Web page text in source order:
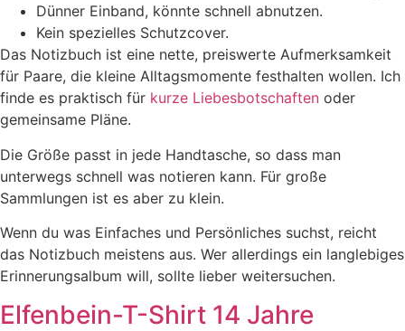
Dünner Einband, könnte schnell abnutzen.
Kein spezielles Schutzcover.
Das Notizbuch ist eine nette, preiswerte Aufmerksamkeit
für Paare, die kleine Alltagsmomente festhalten wollen. Ich
finde es praktisch für kurze Liebesbotschaften oder
gemeinsame Pläne.
Die Größe passt in jede Handtasche, so dass man
unterwegs schnell was notieren kann. Für große
Sammlungen ist es aber zu klein.
Wenn du was Einfaches und Persönliches suchst, reicht
das Notizbuch meistens aus. Wer allerdings ein langlebiges
Erinnerungsalbum will, sollte lieber weitersuchen.
Elfenbein-T-Shirt 14 Jahre